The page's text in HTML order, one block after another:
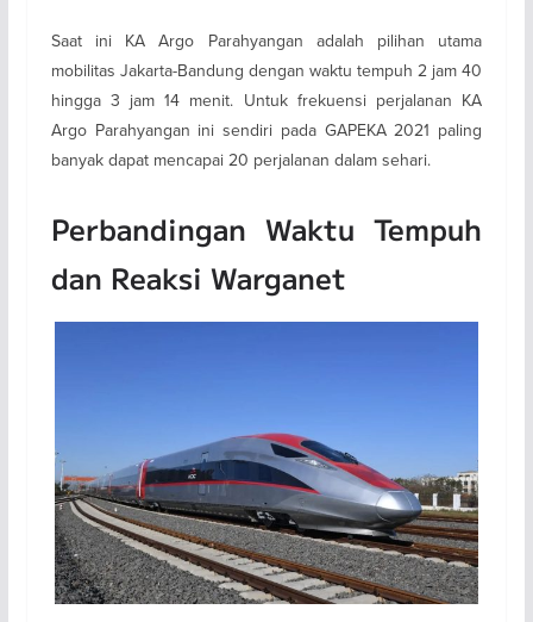
Saat ini KA Argo Parahyangan adalah pilihan utama
mobilitas Jakarta-Bandung dengan waktu tempuh 2 jam 40
hingga 3 jam 14 menit. Untuk frekuensi perjalanan KA
Argo Parahyangan ini sendiri pada GAPEKA 2021 paling
banyak dapat mencapai 20 perjalanan dalam sehari.
Perbandingan Waktu Tempuh
dan Reaksi Warganet